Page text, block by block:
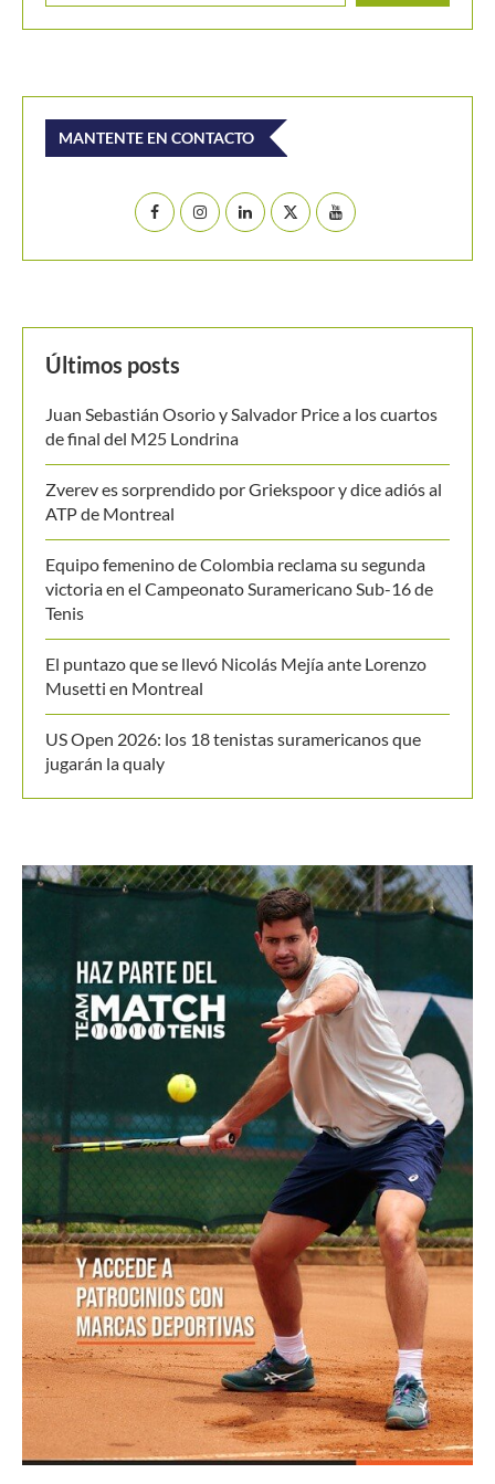
MANTENTE EN CONTACTO
Últimos posts
Juan Sebastián Osorio y Salvador Price a los cuartos
de final del M25 Londrina
Zverev es sorprendido por Griekspoor y dice adiós al
ATP de Montreal
Equipo femenino de Colombia reclama su segunda
victoria en el Campeonato Suramericano Sub-16 de
Tenis
El puntazo que se llevó Nicolás Mejía ante Lorenzo
Musetti en Montreal
US Open 2026: los 18 tenistas suramericanos que
jugarán la qualy